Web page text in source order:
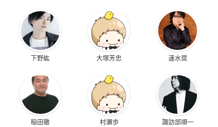
下野紘 大塚芳忠 速水奨
稲田徹 村瀬歩 諏訪部順一